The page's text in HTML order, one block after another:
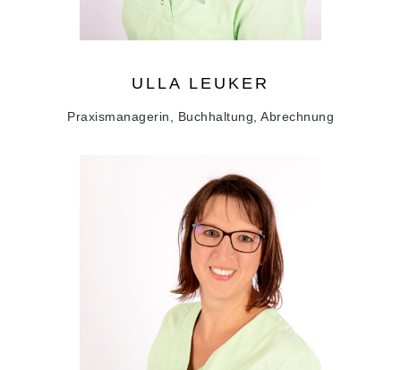
ULLA LEUKER
Praxismanagerin, Buchhaltung, Abrechnung